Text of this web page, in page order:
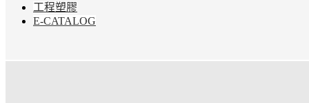
工程塑膠
E-CATALOG